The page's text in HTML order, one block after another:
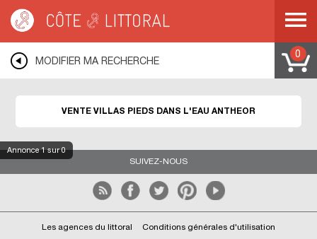
MODIFIER MA RECHERCHE
0
Annonce1sur 0
VENTE VILLAS PIEDS DANS L'EAU ANTHEOR
SUIVEZ-NOUS
Les agences du littoral Conditions générales d'utilisation